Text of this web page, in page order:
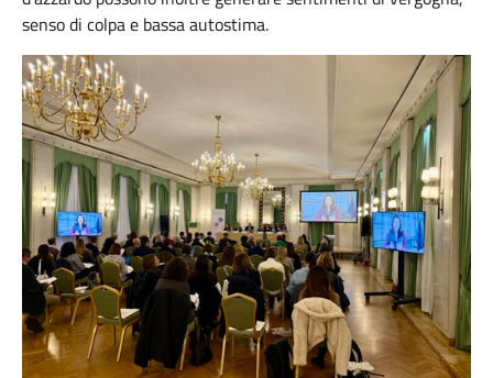
senso di colpa e bassa autostima.